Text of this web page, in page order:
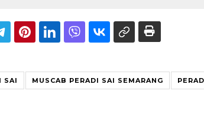
SAI MUSCAB PERADI SAI SEMARANG